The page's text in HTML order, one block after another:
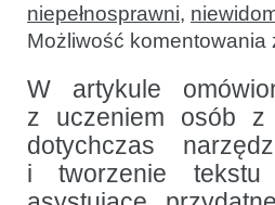
niepełnosprawni,
Możliwość komentowania
e-
W artykule
z uczeniem osób z
dotychczas
i tworzenie tekstu